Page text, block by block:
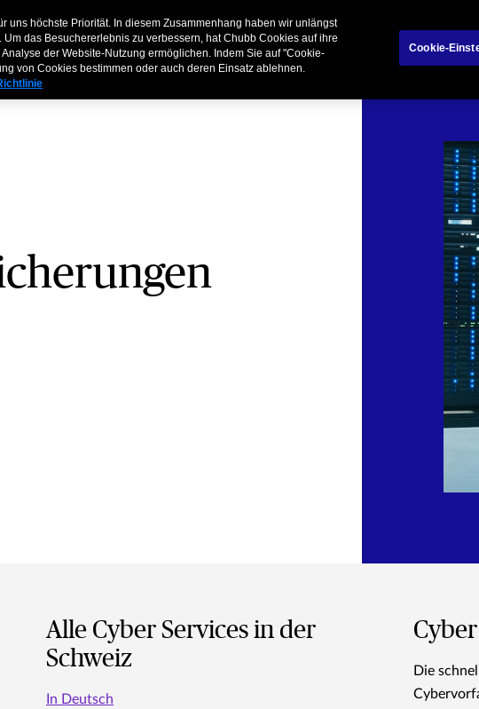
PrivatkundenGeschäftspartnerBroker
Alle Cyber Services in der
Schweiz
In Deutsch
Die
uns höchste Priorität. In diesem Zusammenhang haben wir unlängst
Um das Besuchererlebnis zu verbessern, hat Chubb Cookies auf ihre
der Website-Nutzung ermöglichen. Indem Sie auf "Cookie-
von Cookies bestimmen oder auch deren Einsatz ablehnen.
Cookie-